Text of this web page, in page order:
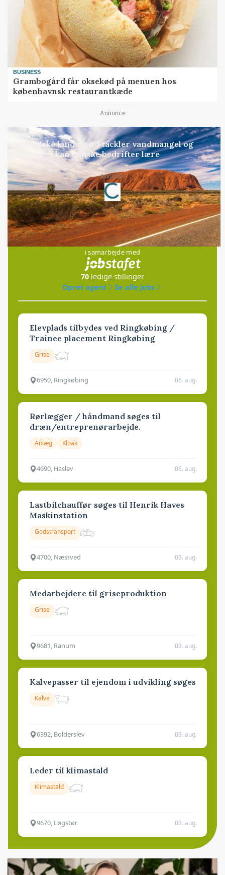
BUSINESS
Grambogård får oksekød på menuen hos
københavnsk restaurantkæde
Annonce
KULTUR
Australske landmænd tackler vandmangel og
klima: Det kan danske bedrifter lære
Annonce
Loading...
Jobs
i samarbejde med
70 ledige stillinger
Opret agent
Se alle jobs
Elevplads tilbydes ved Ringkøbing /
Trainee placement Ringkøbing
Grise
6950, Ringkøbing 06. aug.
Rørlægger / håndmand søges til
dræn/entreprenørarbejde.
Anlæg Kloak
4690, Haslev 06. aug.
Lastbilchauffør søges til Henrik Haves
Maskinstation
Godstransport
4700, Næstved 03. aug.
Medarbejdere til griseproduktion
Grise
9681, Ranum 03. aug.
Kalvepasser til ejendom i udvikling søges
Kalve
6392, Bolderslev 03. aug.
Leder til klimastald
Klimastald
9670, Løgstør 03. aug.